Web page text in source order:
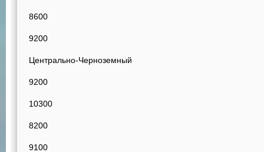
8600
9200
Центрально-Черноземный
9200
10300
8200
9100